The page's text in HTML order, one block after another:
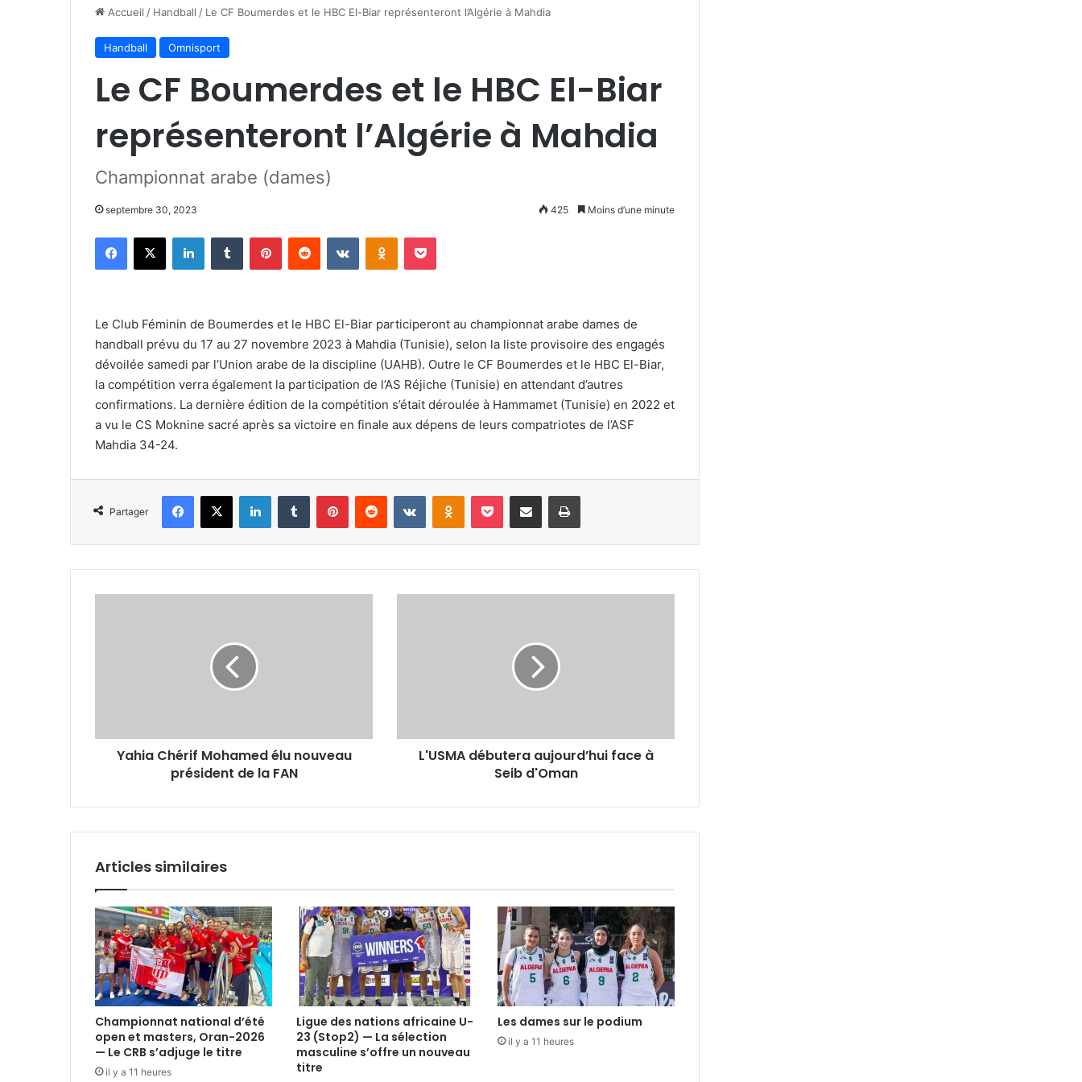
Accueil / Handball / Le CF Boumerdes et le HBC El-Biar représenteront l’Algérie à Mahdia
Handball Omnisport
Le CF Boumerdes et le HBC El-Biar
représenteront l’Algérie à Mahdia
Championnat arabe (dames)
septembre 30, 2023 425 Moins d’une minute
Facebook
X LinkedinTumblr PinterestReddit VKontakteOdnoklassniki
Pocket
Le Club Féminin de Boumerdes et le HBC El-Biar participeront au championnat arabe dames de
handball prévu du 17 au 27 novembre 2023 à Mahdia (Tunisie), selon la liste provisoire des engagés
dévoilée samedi par l’Union arabe de la discipline (UAHB). Outre le CF Boumerdes et le HBC El-Biar,
la compétition verra également la participation de l’AS Réjiche (Tunisie) en attendant d’autres
confirmations. La dernière édition de la compétition s’était déroulée à Hammamet (Tunisie) en 2022 et
a vu le CS Moknine sacré après sa victoire en finale aux dépens de leurs compatriotes de l’ASF
Mahdia 34-24.
Partager
Facebook
X LinkedinTumblr PinterestReddit VKontakteOdnoklassniki
Pocket Partager par email Imprimer
FAN
Yahia Chérif Mohamed élu nouveau
président de la FAN
L'USMA débutera aujourd’hui face à
Seib d'Oman
Articles similaires
Championnat national d’été
open et masters, Oran-2026
— Le CRB s’adjuge le titre
il y a 11 heures
Ligue des nations africaine U-
23 (Stop2) — La sélection
masculine s’offre un nouveau
titre
Les dames sur le podium
il y a 11 heures